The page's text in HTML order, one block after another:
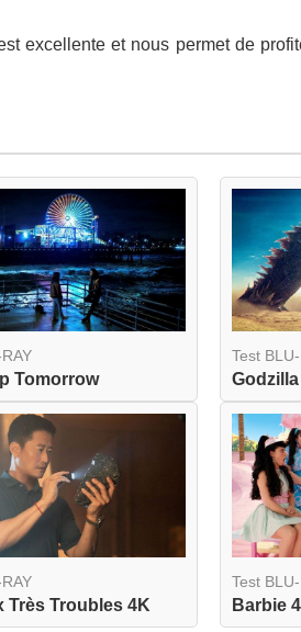
excellente et nous permet de
Tomorrow
Test
Très Troubles 4K
Test
Barbie